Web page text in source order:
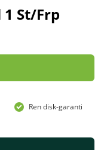
St/Frp
Ren disk-garanti